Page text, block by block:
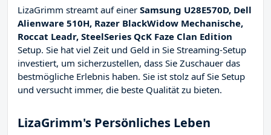
LizaGrimm streamt auf einer Samsung U28E570D, Dell
Alienware 510H, Razer BlackWidow Mechanische,
Roccat Leadr, SteelSeries QcK Faze Clan Edition
Setup. Sie hat viel Zeit und Geld in Sie Streaming-Setup
investiert, um sicherzustellen, dass Sie Zuschauer das
bestmögliche Erlebnis haben. Sie ist stolz auf Sie Setup
und versucht immer, die beste Qualität zu bieten.
LizaGrimm's Persönliches Leben